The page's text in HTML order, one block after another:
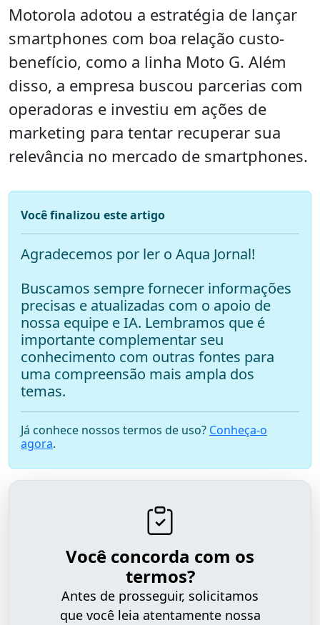
Motorola adotou a estratégia de lançar
smartphones com boa relação custo-
benefício, como a linha Moto G. Além
disso, a empresa buscou parcerias com
operadoras e investiu em ações de
marketing para tentar recuperar sua
relevância no mercado de smartphones.
Você finalizou este artigo
Agradecemos por ler o Aqua Jornal!
Buscamos sempre fornecer informações
precisas e atualizadas com o apoio de
nossa equipe e IA. Lembramos que é
importante complementar seu
conhecimento com outras fontes para
uma compreensão mais ampla dos
temas.
Já conhece nossos termos de uso? Conheça-o
agora.
Você concorda com os
termos?
Antes de prosseguir, solicitamos
que você leia atentamente nossa